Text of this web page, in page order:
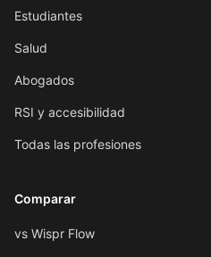
Estudiantes
Salud
Abogados
RSI y accesibilidad
Todas las profesiones
Comparar
vs Wispr Flow